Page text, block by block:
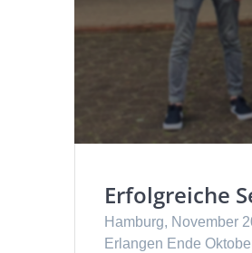
Erfolgreiche
Hamburg, November
Erlangen Ende